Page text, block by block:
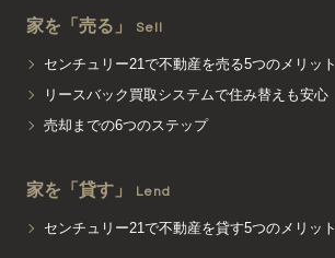
家を「売る」 Sell
センチュリー21で不動産を売る5つのメリット
リースバック買取システムで住み替えも安心
売却までの6つのステップ
家を「貸す」 Lend
センチュリー21で不動産を貸す5つのメリット